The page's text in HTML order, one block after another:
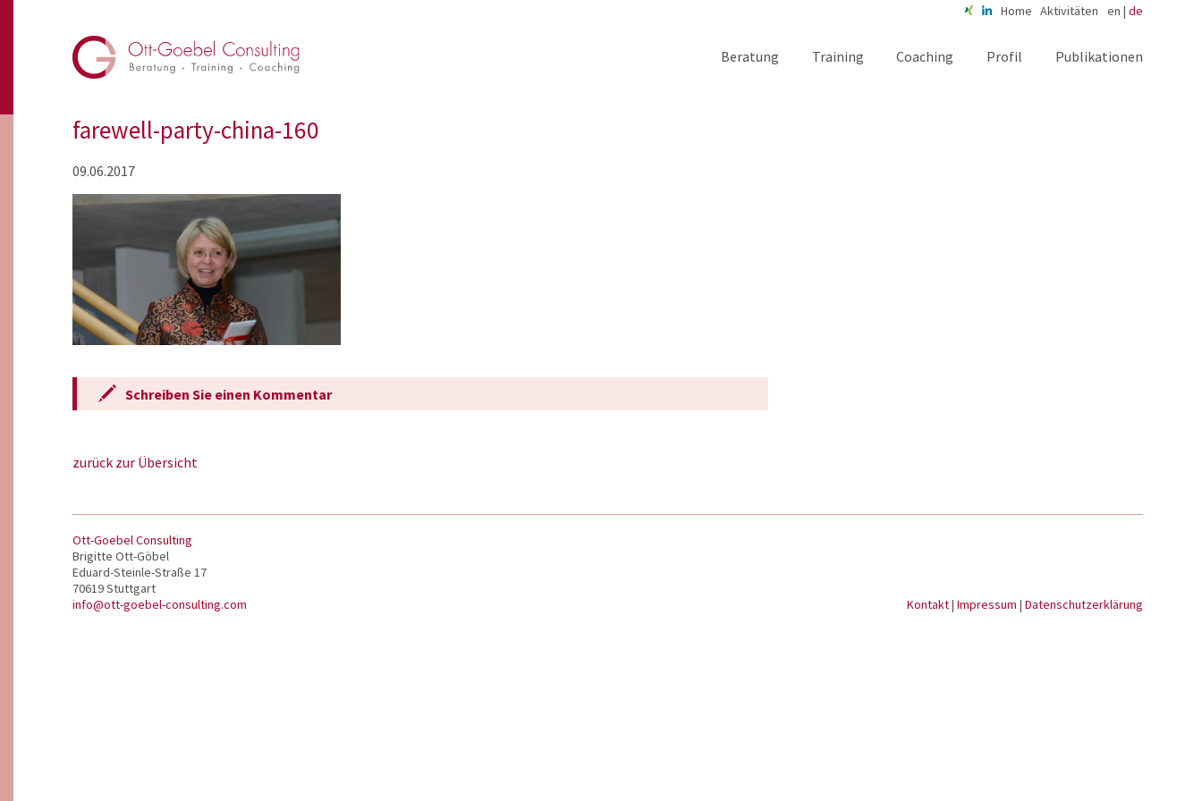
Home Aktivitäten en | de
Beratung Training Coaching Profil Publikationen
farewell-party-china-160
09.06.2017
Schreiben Sie einen Kommentar
zurück zur Übersicht
Ott-Goebel Consulting
Brigitte Ott-Göbel
Eduard-Steinle-Straße 17
70619 Stuttgart
info@ott-goebel-consulting.com
Kontakt| Impressum | Datenschutzerklärung